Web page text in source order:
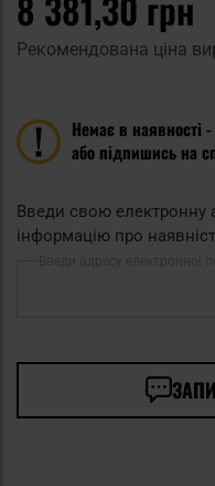
Рекомендована ціна
Немає в наявності -
або підпишись на
Введи свою електронну
інформацію про